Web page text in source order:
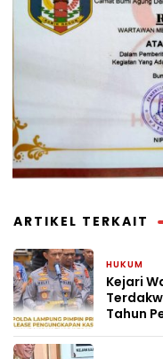
ARTIKEL TERKAIT
HUKUM
Kejari
Tahun